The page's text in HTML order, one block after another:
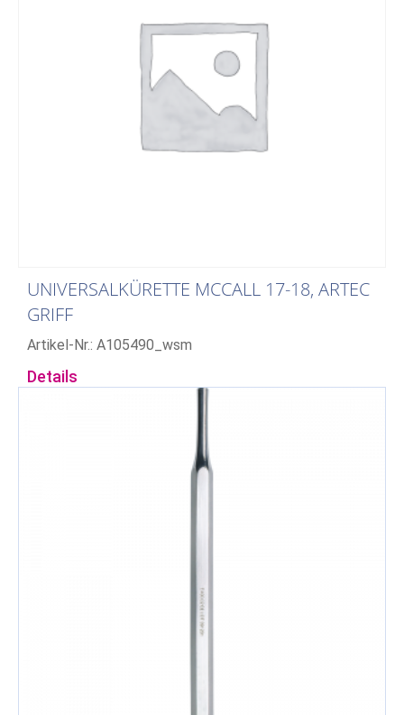
UNIVERSALKÜRETTE MCCALL 17-18, ARTEC
GRIFF
Artikel-Nr.: A105490_wsm
Details